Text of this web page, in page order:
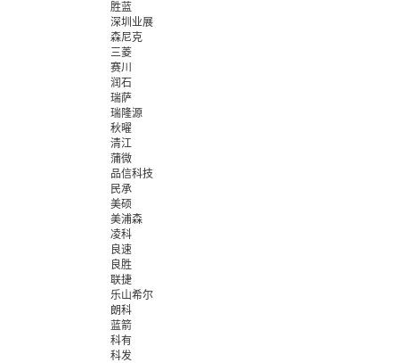
胜蓝
深圳业展
森尼克
三菱
赛川
润石
瑞萨
瑞隆源
秋曜
清江
蒲微
品信科技
民承
美硕
美浦森
凌科
良速
良胜
联捷
乐山希尔
朗科
蓝箭
科有
科发